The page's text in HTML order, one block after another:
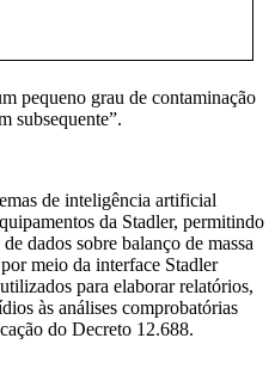
pequeno grau de contaminação
subsequente”.
de inteligência artificial
da Stadler, permitindo
dados sobre balanço de massa
meio da interface Stadler
para elaborar relatórios,
às análises comprobatórias
do Decreto 12.688.